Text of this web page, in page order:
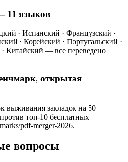
11 языков
· Испанский · Французский ·
· Корейский · Португальский ·
Китайский — все переведено
открытая
выживания закладок на 50
топ-10 бесплатных
pdf-merger-2026.
вопросы